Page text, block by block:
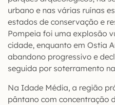
urbano e nas várias ruínas
estados de conservação e
Pompeia foi uma explosão
cidade, enquanto em Ostia
abandono progressivo e
seguida por soterramento
Na Idade Média, a região
pântano com concentração